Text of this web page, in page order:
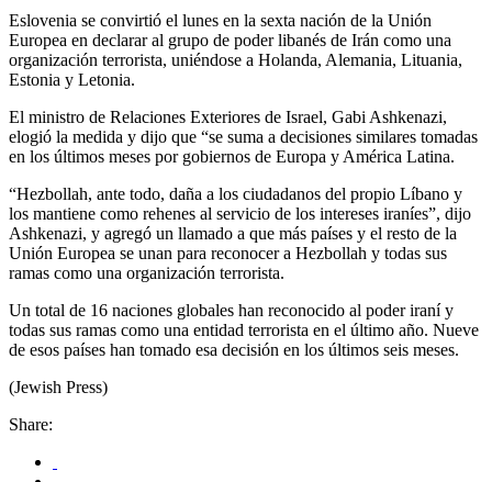
Eslovenia se convirtió el lunes en la sexta nación de la Unión
Europea en declarar al grupo de poder libanés de Irán como una
organización terrorista, uniéndose a Holanda, Alemania, Lituania,
Estonia y Letonia.
El ministro de Relaciones Exteriores de Israel, Gabi Ashkenazi,
elogió la medida y dijo que “se suma a decisiones similares tomadas
en los últimos meses por gobiernos de Europa y América Latina.
“Hezbollah, ante todo, daña a los ciudadanos del propio Líbano y
los mantiene como rehenes al servicio de los intereses iraníes”, dijo
Ashkenazi, y agregó un llamado a que más países y el resto de la
Unión Europea se unan para reconocer a Hezbollah y todas sus
ramas como una organización terrorista.
Un total de 16 naciones globales han reconocido al poder iraní y
todas sus ramas como una entidad terrorista en el último año. Nueve
de esos países han tomado esa decisión en los últimos seis meses.
(Jewish Press)
Share: